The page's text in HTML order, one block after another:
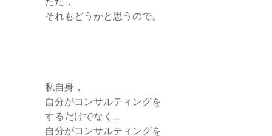
それもどうかと思うので。
私自身，
自分がコンサルティングを
するだけでなく…
自分がコンサルティングを